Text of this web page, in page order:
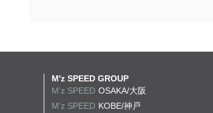
M'z SPEED GROUP
M'z SPEED OSAKA/大阪
M'z SPEED KOBE/神戸